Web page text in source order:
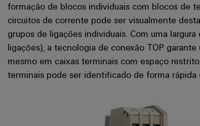
formação de blocos individuais com blocos de
circuitos de corrente pode ser visualmente
grupos de ligações individuais. Com uma
ligações), a tecnologia de conexão TOP
mesmo em caixas terminais com espaço
terminais pode ser identificado de forma rápida